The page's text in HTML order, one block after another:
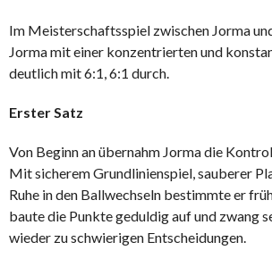
Im Meisterschaftsspiel zwischen Jorma
Jorma mit einer konzentrierten und
deutlich mit 6:1, 6:1 durch.
Erster Satz
Von Beginn an übernahm Jormadie
Mit sicherem Grundlinienspiel, sauberer
Ruhe in den Ballwechseln bestimmte er
baute die Punkte geduldig auf und zwang
wieder zu schwierigen Entscheidungen.